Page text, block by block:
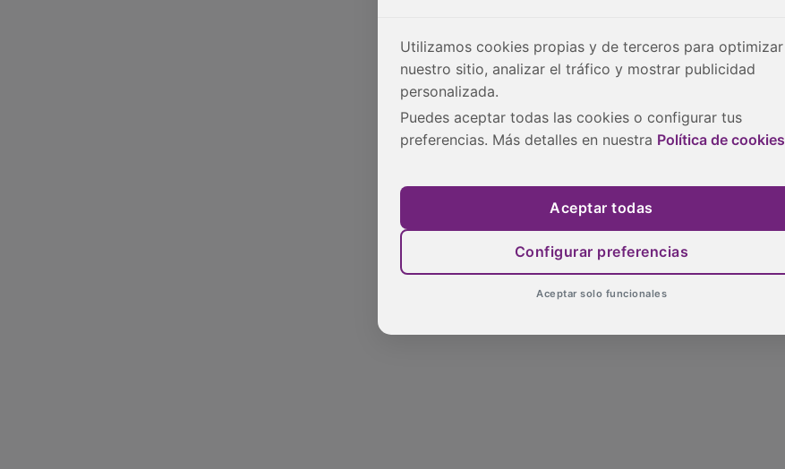
Utilizamos cookies propias y de terceros para optimizar
nuestro sitio, analizar el tráfico y mostrar publicidad
personalizada.
Puedes aceptar todas las cookies o configurar tus
preferencias. Más detalles en nuestra Política de cookies
Aceptar todas
Configurar preferencias
Aceptar solo funcionales